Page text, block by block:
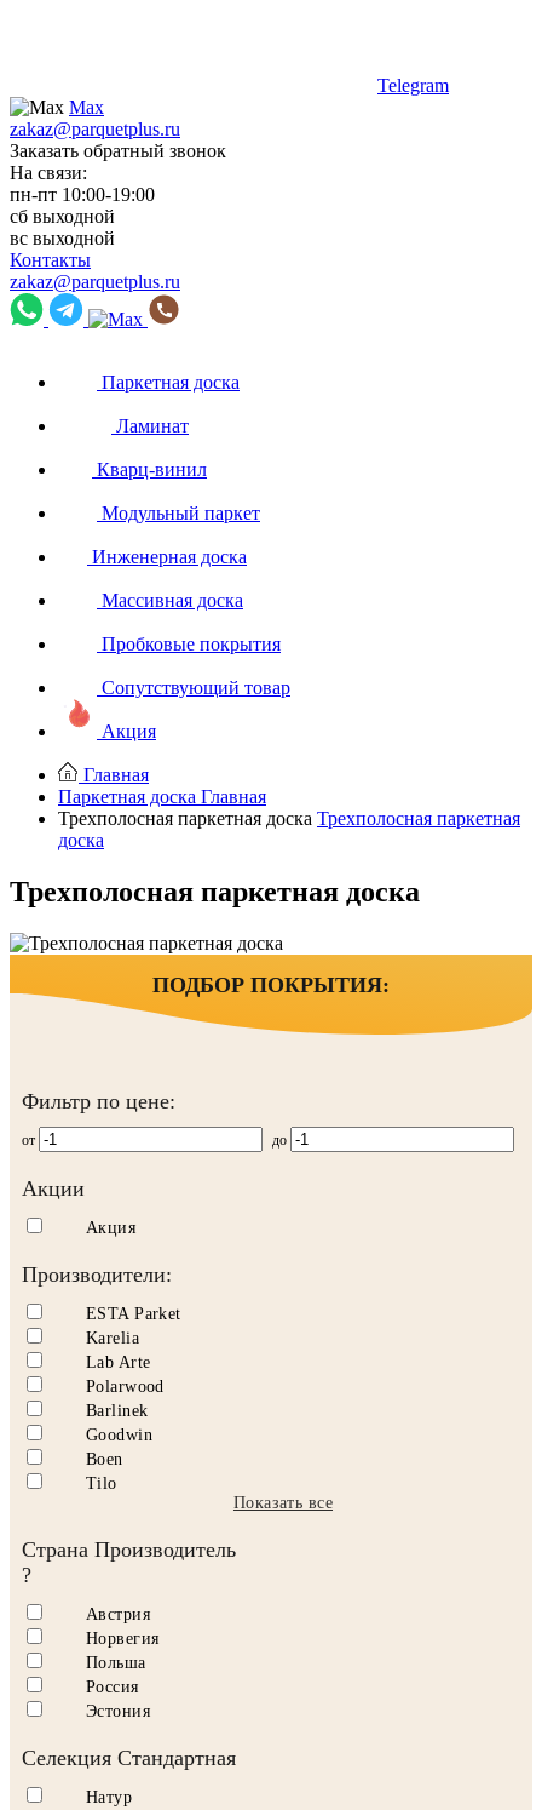
Telegram
Max
zakaz@parquetplus.ru
Заказать обратный звонок
На связи:
пн-пт 10:00-19:00
сб выходной
вс выходной
Контакты
zakaz@parquetplus.ru
Паркетная доска
Ламинат
Кварц-винил
Модульный паркет
Инженерная доска
Массивная доска
Пробковые покрытия
Сопутствующий товар
Акция
Главная
Паркетная доска Главная
Трехполосная паркетная доска Трехполосная паркетная
доска
Трехполосная паркетная доска
ПОДБОР ПОКРЫТИЯ:
Фильтр по цене:
от до
Акции
Акция
Производители:
ESTA Parket
Karelia
Lab Arte
Polarwood
Barlinek
Goodwin
Boen
Tilo
Показать все
Страна Производитель
?
Австрия
Норвегия
Польша
Россия
Эстония
Селекция Стандартная
Натур